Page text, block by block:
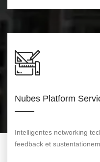
Nubes Platform
Intelligentes networking
feedback et sustentationem